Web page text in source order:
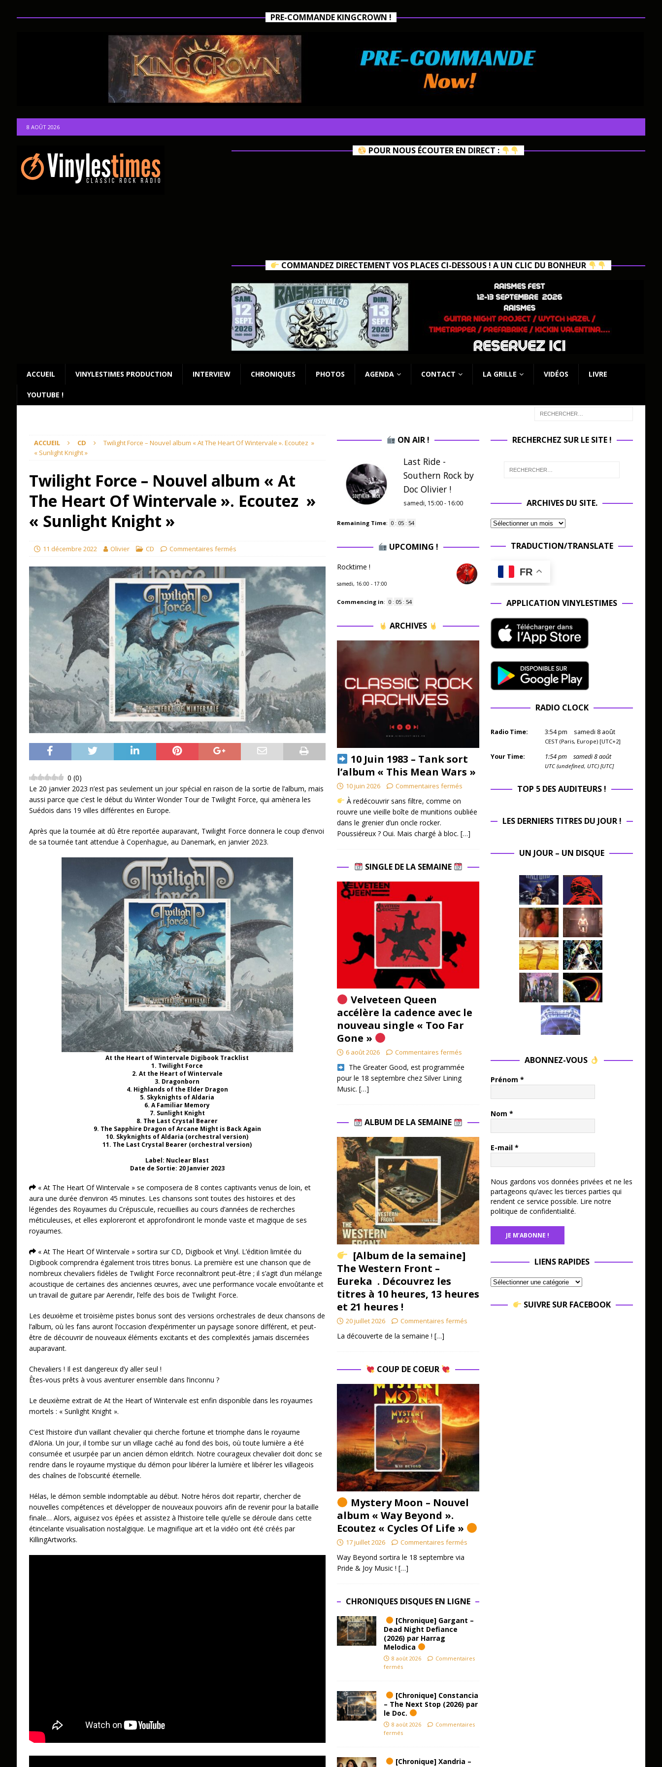
PRE-COMMANDE KINGCROWN !
8 AOÛT 2026
POUR NOUS ÉCOUTER EN DIRECT :
COMMANDEZ DIRECTEMENT VOS PLACES CI-DESSOUS ! A UN CLIC DU BONHEUR
ACCUEIL VINYLESTIMES PRODUCTION INTERVIEW CHRONIQUES PHOTOS AGENDA CONTACT LA GRILLE VIDÉOS LIVRE
YOUTUBE !
ACCUEIL CD
Twilight Force – Nouvel album « At The Heart Of Wintervale ». Ecoutez »
« Sunlight Knight »
Twilight Force – Nouvel album « At
The Heart Of Wintervale ». Ecoutez »
« Sunlight Knight »
11 décembre 2022 Olivier CD Commentaires fermés
0 (0)
Le 20 janvier 2023 n’est pas seulement un jour spécial en raison de la sortie de l’album, mais
aussi parce que c’est le début du Winter Wonder Tour de Twilight Force, qui amènera les
Suédois dans 19 villes différentes en Europe.
Après que la tournée ait dû être reportée auparavant, Twilight Force donnera le coup d’envoi
de sa tournée tant attendue à Copenhague, au Danemark, en janvier 2023.
At the Heart of Wintervale Digibook Tracklist
1. Twilight Force
2. At the Heart of Wintervale
3. Dragonborn
4. Highlands of the Elder Dragon
5. Skyknights of Aldaria
6. A Familiar Memory
7. Sunlight Knight
8. The Last Crystal Bearer
9. The Sapphire Dragon of Arcane Might is Back Again
10. Skyknights of Aldaria (orchestral version)
11. The Last Crystal Bearer (orchestral version)
Label: Nuclear Blast
Date de Sortie: 20 Janvier 2023
« At The Heart Of Wintervale » se composera de 8 contes captivants venus de loin, et
aura une durée d’environ 45 minutes. Les chansons sont toutes des histoires et des
légendes des Royaumes du Crépuscule, recueillies au cours d’années de recherches
méticuleuses, et elles exploreront et approfondiront le monde vaste et magique de ses
royaumes.
« At The Heart Of Wintervale » sortira sur CD, Digibook et Vinyl. L’édition limitée du
Digibook comprendra également trois titres bonus. La première est une chanson que de
nombreux chevaliers fidèles de Twilight Force reconnaîtront peut-être ; il s’agit d’un mélange
acoustique de certaines des anciennes œuvres, avec une performance vocale envoûtante et
un travail de guitare par Aerendir, l’elfe des bois de Twilight Force.
Les deuxième et troisième pistes bonus sont des versions orchestrales de deux chansons de
l’album, où les fans auront l’occasion d’expérimenter un paysage sonore différent, et peut-
être de découvrir de nouveaux éléments excitants et des complexités jamais discernées
auparavant.
Chevaliers ! Il est dangereux d’y aller seul !
Êtes-vous prêts à vous aventurer ensemble dans l’inconnu ?
Le deuxième extrait de At the Heart of Wintervale est enfin disponible dans les royaumes
mortels : « Sunlight Knight ».
C’est l’histoire d’un vaillant chevalier qui cherche fortune et triomphe dans le royaume
d’Aloria. Un jour, il tombe sur un village caché au fond des bois, où toute lumière a été
consumée et usurpée par un ancien démon eldritch. Notre courageux chevalier doit donc se
rendre dans le royaume mystique du démon pour libérer la lumière et libérer les villageois
des chaînes de l’obscurité éternelle.
Hélas, le démon semble indomptable au début. Notre héros doit repartir, chercher de
nouvelles compétences et développer de nouveaux pouvoirs afin de revenir pour la bataille
finale… Alors, aiguisez vos épées et assistez à l’histoire telle qu’elle se déroule dans cette
étincelante visualisation nostalgique. Le magnifique art et la vidéo ont été créés par
KillingArtworks.
ON AIR !
Last Ride -
Southern Rock by
Doc Olivier !
samedi, 15:00 - 16:00
Remaining Time: 0 : 05 : 53
UPCOMING !
Rocktime !
samedi, 16:00 - 17:00
Commencing in: 0 : 05 : 53
ARCHIVES
10 Juin 1983 – Tank sort
l’album « This Mean Wars »
10 juin 2026 Commentaires fermés
À redécouvrir sans filtre, comme on
rouvre une vieille boîte de munitions oubliée
dans le grenier d’un oncle rocker.
Poussiéreux ? Oui. Mais chargé à bloc. […]
SINGLE DE LA SEMAINE
Velveteen Queen
accélère la cadence avec le
nouveau single « Too Far
Gone »
6 août 2026 Commentaires fermés
​ The Greater Good, est programmée
pour le 18 septembre chez Silver Lining
Music. […]
ALBUM DE LA SEMAINE
[Album de la semaine]
The Western Front –
Eureka . Découvrez les
titres à 10 heures, 13 heures
et 21 heures !
20 juillet 2026 Commentaires fermés
La découverte de la semaine ! […]
COUP DE COEUR
Mystery Moon – Nouvel
album « Way Beyond ».
Ecoutez « Cycles Of Life »
17 juillet 2026 Commentaires fermés
Way Beyond sortira le 18 septembre via
Pride & Joy Music ! […]
CHRONIQUES DISQUES EN LIGNE
[Chronique] Gargant –
Dead Night Defiance
(2026) par Harrag
Melodica
8 août 2026
Commentaires
fermés
[Chronique] Constancia
– The Next Stop (2026) par
le Doc.
8 août 2026
Commentaires
fermés
[Chronique] Xandria –
RECHERCHEZ SUR LE SITE !
ARCHIVES DU SITE.
TRADUCTION/TRANSLATE
FR
APPLICATION VINYLESTIMES
RADIO CLOCK
Radio Time: 3:54pm samedi 8 août
CEST (Paris, Europe) [UTC+2]
Your Time: 1:54pm samedi 8 août
UTC (undefined, UTC) [UTC]
TOP 5 DES AUDITEURS !
LES DERNIERS TITRES DU JOUR !
UN JOUR – UN DISQUE
ABONNEZ-VOUS
Prénom *
Nom *
E-mail *
Nous gardons vos données privées et ne les
partageons qu’avec les tierces parties qui
rendent ce service possible. Lire notre
politique de confidentialité.
LIENS RAPIDES
SUIVRE SUR FACEBOOK